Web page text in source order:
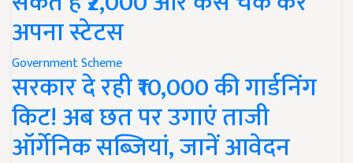
अपना स्टेटस
Government Scheme
सरकार दे रही ₹10,000 की गार्डनिंग
किट! अब छत पर उगाएं ताजी
ऑर्गेनिक सब्जियां, जानें आवेदन